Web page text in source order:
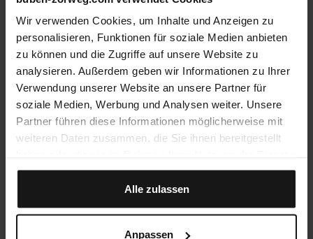
Wir verwenden Cookies, um Inhalte und Anzeigen zu
personalisieren, Funktionen für soziale Medien anbieten
zu können und die Zugriffe auf unsere Website zu
analysieren. Außerdem geben wir Informationen zu Ihrer
Verwendung unserer Website an unsere Partner für
soziale Medien, Werbung und Analysen weiter. Unsere
Partner führen diese Informationen möglicherweise mit
weiteren Daten zusammen, die Sie ihnen bereitgestellt
gesammelt haben.
Alle zulassen
Anpassen